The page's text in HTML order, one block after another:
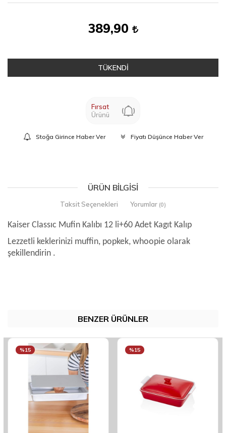
389,90
TÜKENDİ
Fırsat
Ürünü
Stoğa Girince Haber Ver Fiyatı Düşünce Haber Ver
ÜRÜN BILGISI
Taksit Seçenekleri Yorumlar (0)
Kaiser Classıc Mufin Kalıbı 12 li+60 Adet Kagıt Kalıp
Lezzetli keklerinizi muffin, popkek, whoopie olarak
şekillendirin .
BENZER ÜRÜNLER
%15 %15